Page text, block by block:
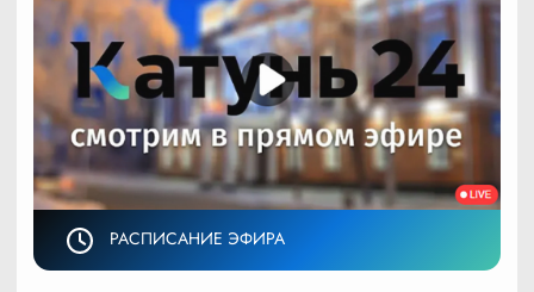
РАСПИСАНИЕ ЭФИРА